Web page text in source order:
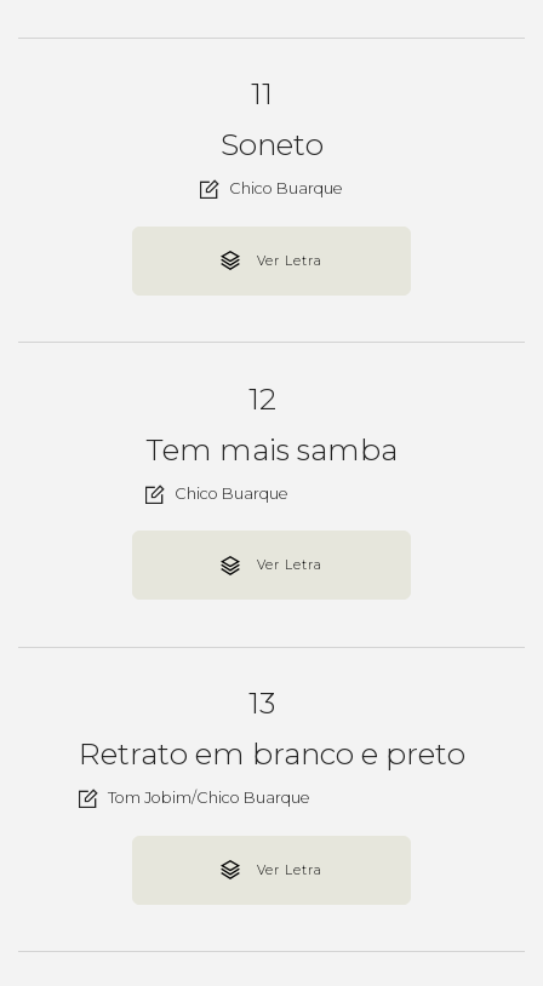
11
Soneto
Chico Buarque
Ver Letra
12
Tem mais samba
Chico Buarque
Ver Letra
13
Retrato em branco e preto
Tom Jobim/Chico Buarque
Ver Letra